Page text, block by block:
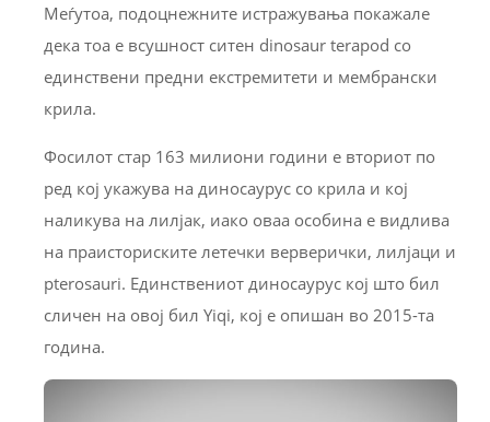
Меѓутоа, подоцнежните истражувања покажале
дека тоа е всушност ситен dinosaur terapod со
единствени предни екстремитети и мембрански
крила.
Фосилот стар 163 милиони години е вториот по
ред кој укажува на диносаурус со крила и кој
наликува на лилјак, иако оваа особина е видлива
на праисториските летечки верверички, лилјаци и
pterosauri. Единствениот диносаурус кој што бил
сличен на овој бил Yiqi, кој е опишан во 2015-та
година.